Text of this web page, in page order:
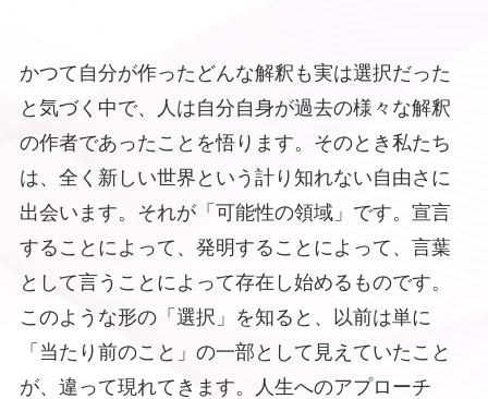
かつて自分が作ったどんな解釈も実は選択だった
と気づく中で、人は自分自身が過去の様々な解釈
の作者であったことを悟ります。そのとき私たち
は、全く新しい世界という計り知れない自由さに
出会います。それが「可能性の領域」です。宣言
することによって、発明することによって、言葉
として言うことによって存在し始めるものです。
このような形の「選択」を知ると、以前は単に
「当たり前のこと」の一部として見えていたこと
が、違って現れてきます。人生へのアプローチ